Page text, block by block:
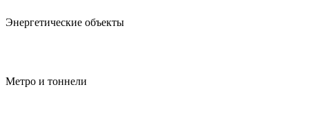
Энергетические объекты
Метро и тоннели